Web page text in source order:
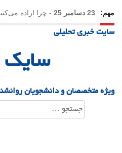
مهم: 23 دسامبر 25 - چرا اراده
21 دسامبر 25
سایت خبری تحلیلی
سایک
ویژه متخصصان و دانشجویان
جستجو
برای: